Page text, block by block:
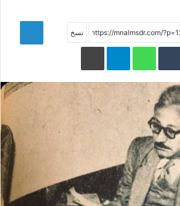
LinkedIn
WhatsApp
Telegramطباعة